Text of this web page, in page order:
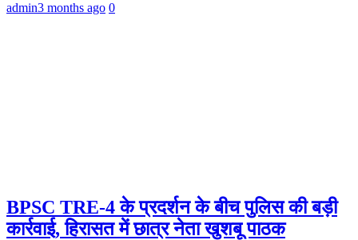
admin3 months ago 0
BPSC TRE-4 के प्रदर्शन के बीच पुलिस की बड़ी
कार्रवाई, हिरासत में छात्र नेता खुशबू पाठक